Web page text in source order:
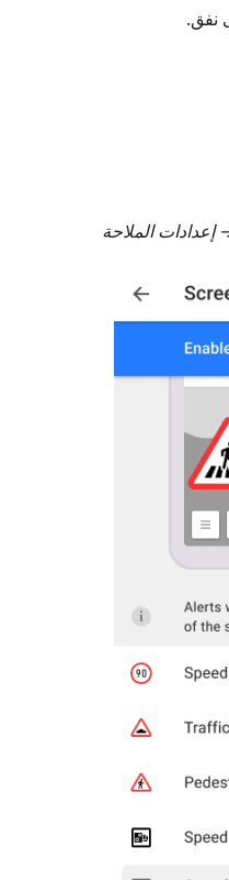
نفق.
إعدادات الملاحة